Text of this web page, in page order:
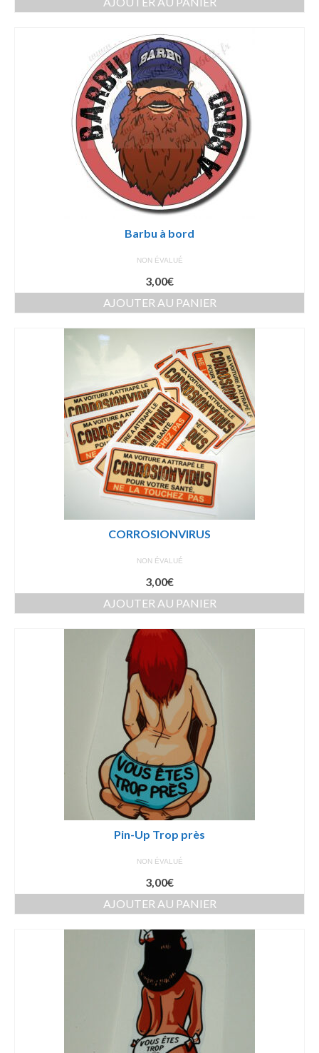
Barbu à bord
NON ÉVALUÉ
3,00€
AJOUTER AU PANIER
CORROSIONVIRUS
NON ÉVALUÉ
3,00€
AJOUTER AU PANIER
Pin-Up Trop près
NON ÉVALUÉ
3,00€
AJOUTER AU PANIER